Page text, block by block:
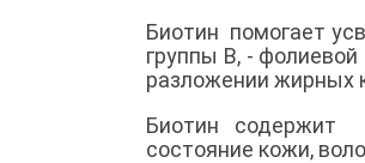
Биотин помогает
группы В, -
разложении жирных
Биотин содержит
состояние кожи,